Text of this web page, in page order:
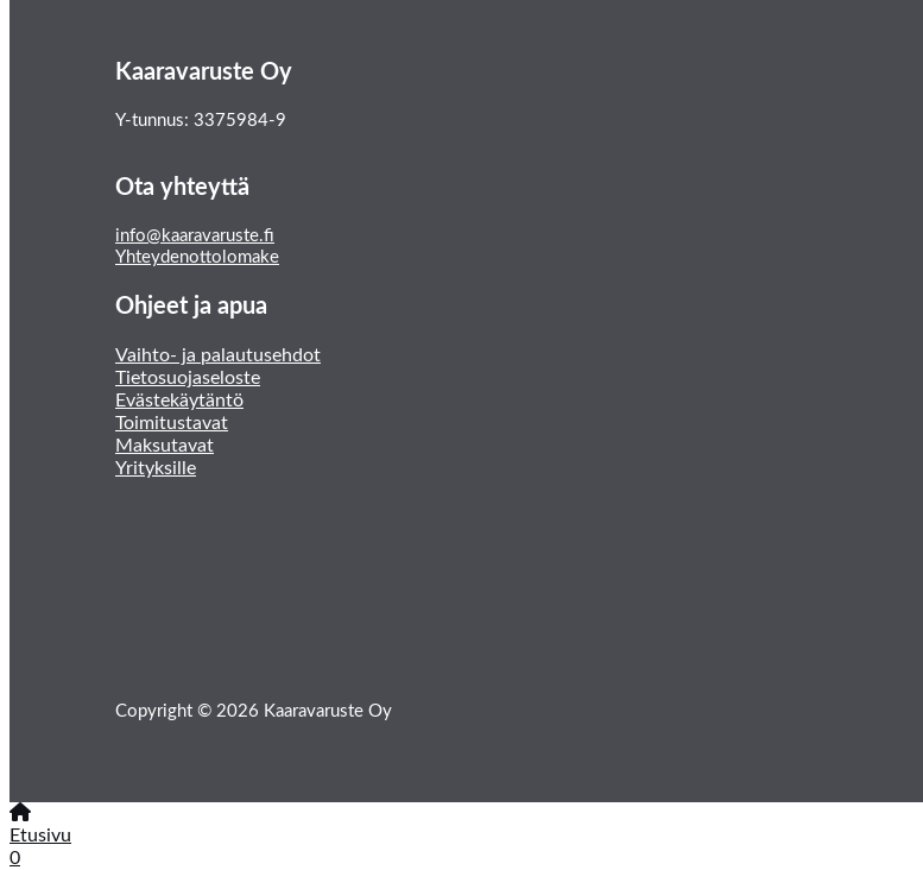
Kaaravaruste Oy
Y-tunnus: 3375984-9
Ota yhteyttä
info@kaaravaruste.fi
Yhteydenottolomake
Ohjeet ja apua
Vaihto- ja palautusehdot
Tietosuojaseloste
Evästekäytäntö
Toimitustavat
Maksutavat
Yrityksille
Copyright © 2026 Kaaravaruste Oy
Etusivu
0